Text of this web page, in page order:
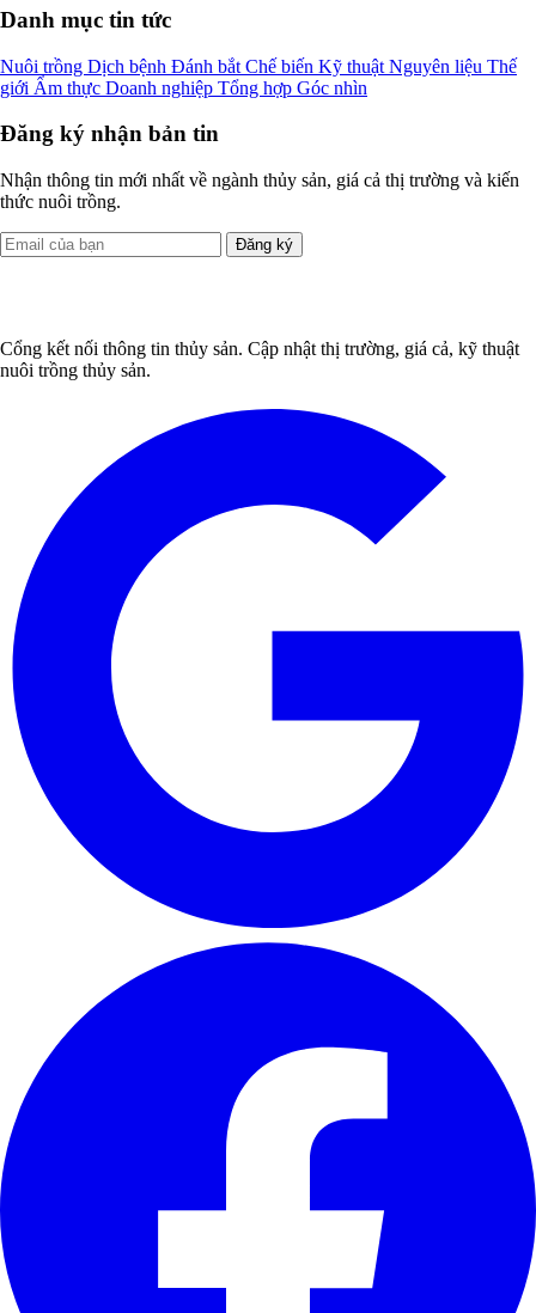
Danh mục tin tức
Nuôi trồng Dịch bệnh Đánh bắt Chế biến Kỹ thuật Nguyên liệu Thế
giới Ẩm thực Doanh nghiệp Tổng hợp Góc nhìn
Đăng ký nhận bản tin
Nhận thông tin mới nhất về ngành thủy sản, giá cả thị trường và kiến
thức nuôi trồng.
Đăng ký
Cổng kết nối thông tin thủy sản. Cập nhật thị trường, giá cả, kỹ thuật
nuôi trồng thủy sản.